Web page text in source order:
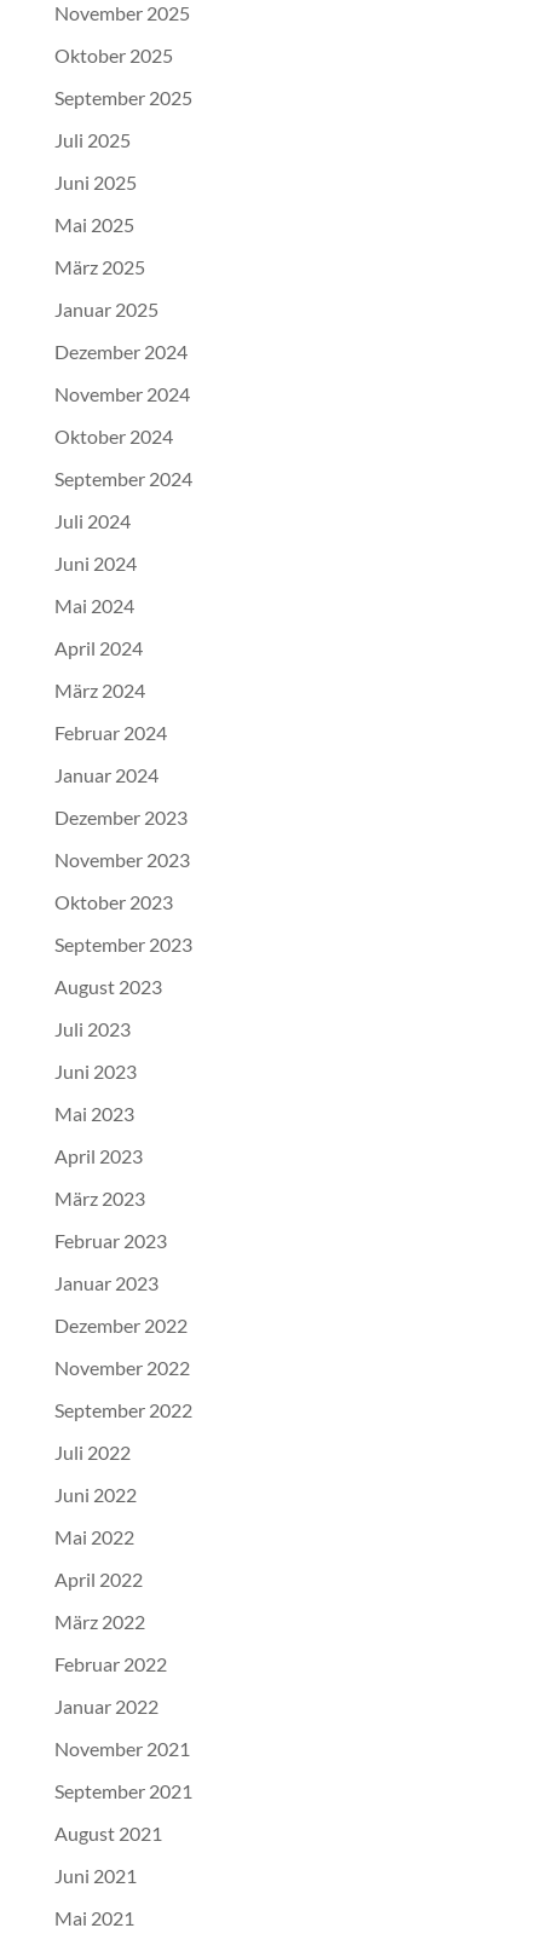
November 2025
Oktober 2025
September 2025
Juli 2025
Juni 2025
Mai 2025
März 2025
Januar 2025
Dezember 2024
November 2024
Oktober 2024
September 2024
Juli 2024
Juni 2024
Mai 2024
April 2024
März 2024
Februar 2024
Januar 2024
Dezember 2023
November 2023
Oktober 2023
September 2023
August 2023
Juli 2023
Juni 2023
Mai 2023
April 2023
März 2023
Februar 2023
Januar 2023
Dezember 2022
November 2022
September 2022
Juli 2022
Juni 2022
Mai 2022
April 2022
März 2022
Februar 2022
Januar 2022
November 2021
September 2021
August 2021
Juni 2021
Mai 2021